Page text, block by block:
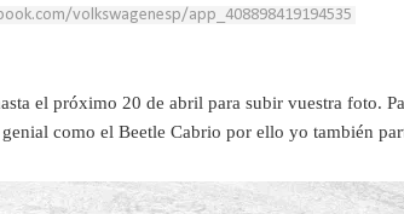
volkswagenesp/app_408898419194535
el próximo 20 de abril para subir vuestra foto.
como el Beetle Cabrio por ello yo también